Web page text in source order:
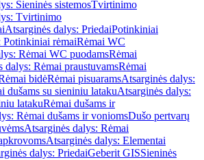
Sieninės sistemosTvirtinimo
Tvirtinimo
Atsarginės dalys: PriedaiPotinkiniai
Potinkiniai rėmaiRėmai WC
Rėmai WC puodamsRėmai
dalys: Rėmai praustuvamsRėmai
bidėRėmai pisuaramsAtsarginės dalys:
dušams su sieniniu latakuAtsarginės dalys:
latakuRėmai dušams ir
Rėmai dušams ir voniomsDušo pertvarų
Atsarginės dalys: Rėmai
Atsarginės dalys: Elementai
dalys: PriedaiGeberit GISSieninės